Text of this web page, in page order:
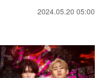
2024.05.20 05:00